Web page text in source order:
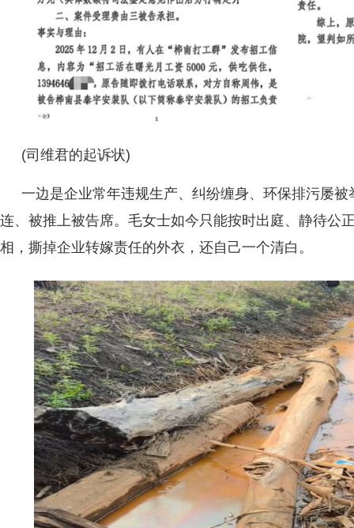
(司维君的起诉状)
一边是企业常年违规生产、纠纷缠身、环保排污屡
连、被推上被告席。毛女士如今只能按时出庭、静待公
相，撕掉企业转嫁责任的外衣，还自己一个清白。